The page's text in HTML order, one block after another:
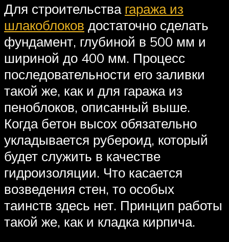
Для строительства гаража из
шлакоблоков достаточно сделать
фундамент, глубиной в 500 мм и
шириной до 400 мм. Процесс
последовательности его заливки
такой же, как и для гаража из
пеноблоков, описанный выше.
Когда бетон высох обязательно
укладывается рубероид, который
будет служить в качестве
гидроизоляции. Что касается
возведения стен, то особых
таинств здесь нет. Принцип работы
такой же, как и кладка кирпича.